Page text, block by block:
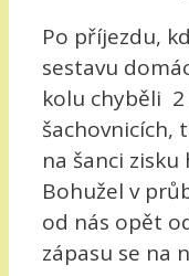
Po příjezdu,
sestavu
kolu chyběli
šachovnicích,
na šanci
Bohužel v
od nás opět
zápasu se na